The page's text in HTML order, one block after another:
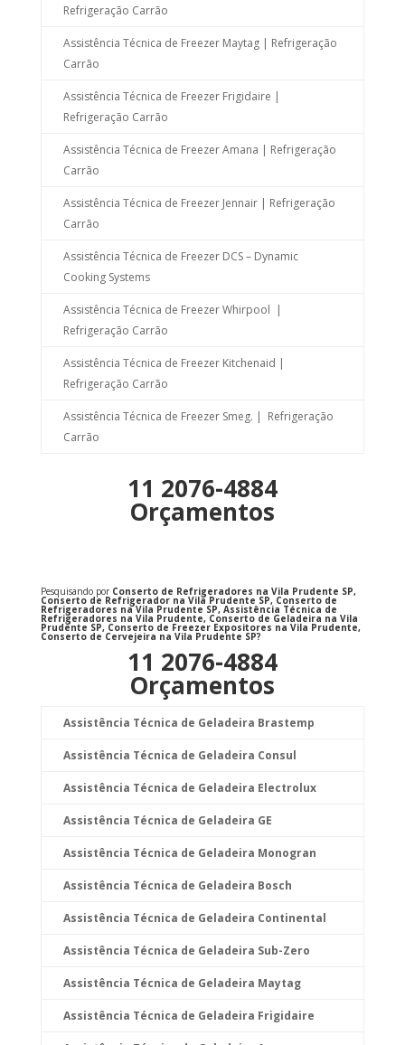
Refrigeração Carrão
Assistência Técnica de Freezer Maytag | Refrigeração
Carrão
Assistência Técnica de Freezer Frigidaire |
Refrigeração Carrão
Assistência Técnica de Freezer Amana | Refrigeração
Carrão
Assistência Técnica de Freezer Jennair | Refrigeração
Carrão
Assistência Técnica de Freezer DCS – Dynamic
Cooking Systems
Assistência Técnica de Freezer Whirpool |
Refrigeração Carrão
Assistência Técnica de Freezer Kitchenaid |
Refrigeração Carrão
Assistência Técnica de Freezer Smeg. | Refrigeração
Carrão
11 2076-4884
Orçamentos
Pesquisando por Conserto de Refrigeradores na Vila Prudente SP,
Conserto de Refrigerador na Vila Prudente SP, Conserto de
Refrigeradores na Vila Prudente SP, Assistência Técnica de
Refrigeradores na Vila Prudente, Conserto de Geladeira na Vila
Prudente SP, Conserto de Freezer Expositores na Vila Prudente,
Conserto de Cervejeira na Vila Prudente SP?
11 2076-4884
Orçamentos
Assistência Técnica de Geladeira Brastemp
Assistência Técnica de Geladeira Consul
Assistência Técnica de Geladeira Electrolux
Assistência Técnica de Geladeira GE
Assistência Técnica de Geladeira Monogran
Assistência Técnica de Geladeira Bosch
Assistência Técnica de Geladeira Continental
Assistência Técnica de Geladeira Sub-Zero
Assistência Técnica de Geladeira Maytag
Assistência Técnica de Geladeira Frigidaire